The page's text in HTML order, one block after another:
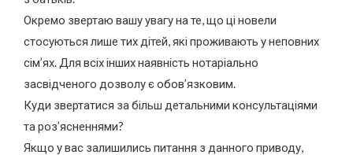
Окремо звертаю вашу увагу на те, що ці новели
стосуються лише тих дітей, які проживають у неповних
сім’ях. Для всіх інших наявність нотаріально
засвідченого дозволу є обов’язковим.
Куди звертатися за більш детальними консультаціями
та роз’ясненнями?
Якщо у вас залишились питання з данного приводу,